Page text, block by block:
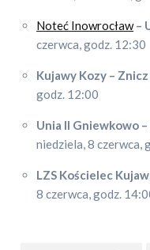
Noteć Inowrocław–
czerwca, godz. 12:30
Kujawy Kozy –
godz. 12:00
Unia II Gniewkowo
niedziela, 8 czerwca,
LZS Kościelec
8 czerwca, godz.